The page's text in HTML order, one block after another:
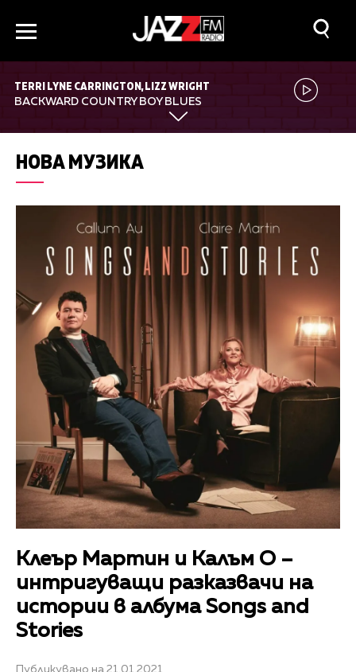
TERRI LYNE CARRINGTON, LIZZ WRIGHT
BACKWARD COUNTRY BOY BLUES
НОВА МУЗИКА
Клеър Мартин и Калъм О –
интригуващи разказвачи на
истории в албума Songs and
Stories